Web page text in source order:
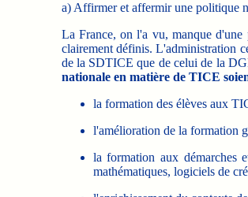
a) Affirmer et affermir une politique
La France, on l'a vu, manque d'une
clairement définis. L'administration
de la SDTICE que de celui de la
nationale en matière de TICE
la formation des élèves aux
l'amélioration de la formation
la formation aux démarches
mathématiques, logiciels de